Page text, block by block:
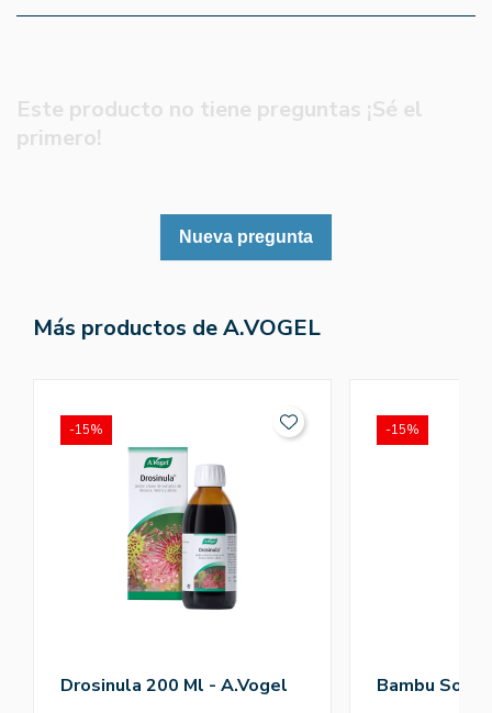
Este producto no tiene preguntas ¡Sé el
primero!
Nueva pregunta
Más productos de A.VOGEL
Drosinula 200 Ml - A.Vogel
-15%
Bambu
-15%